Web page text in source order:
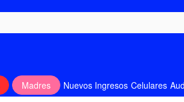
Madres Nuevos Ingresos Celulares